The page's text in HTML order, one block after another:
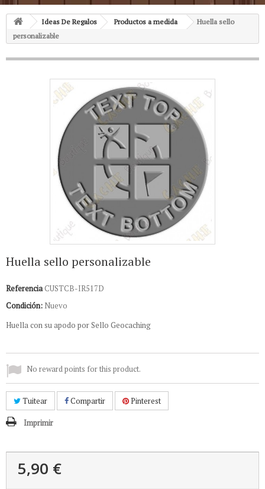
Ideas De Regalos Productos a medida
Huella sello
personalizable
Huella sello personalizable
ReferenciaCUSTCB-IR517D
Condición: Nuevo
Huella con su apodo por Sello Geocaching
No reward points for this product.
Tuitear Compartir Pinterest
Imprimir
5,90 €